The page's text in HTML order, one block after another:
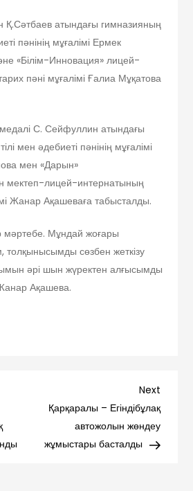
Қ.Сәтбаев атындағы гимназияның
пәнінің мұғалімі Ермек
«Білім-Инновация» лицей-
пәні мұғалімі Ғалиа Мұқатова
медалі С. Сейфуллин атындағы
мен әдебиеті пәнінің мұғалімі
мен «Дарын»
мектеп-лицей-интернатының
Жанар Ақашеваға табысталды.
мәртебе. Мұндай жоғары
толқынысымды сөзбен жеткізу
әрі шын жүректен алғысымды
Ақашева.
Next
Post
Next
Қарқаралы – Егіндібұлақ
автожолын жөндеу
жұмыстары басталды